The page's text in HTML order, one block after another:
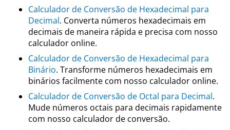
Calculador de Conversão de Hexadecimal para
Decimal. Converta números hexadecimais em
decimais de maneira rápida e precisa com nosso
calculador online.
Calculador de Conversão de Hexadecimal para
Binário. Transforme números hexadecimais em
binários facilmente com nosso calculador online.
Calculador de Conversão de Octal para Decimal.
Mude números octais para decimais rapidamente
com nosso calculador de conversão.